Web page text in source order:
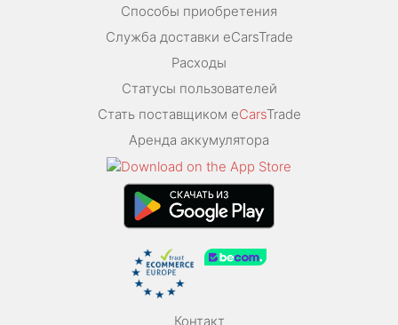
Способы приобретения
Служба доставки eCarsTrade
Расходы
Статусы пользователей
Стать поставщиком eCarsTrade
Аренда аккумулятора
Контакт